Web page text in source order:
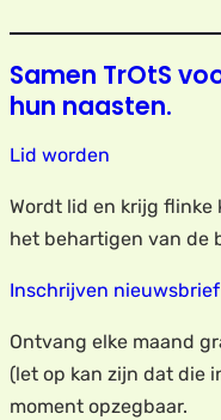
Samen TrOtS
hun naasten.
Lid worden
Wordt lid en krijg flinke
het behartigen van de
Inschrijven nieuwsbrief
Ontvang elke maand
(let op kan zijn dat die
moment opzegbaar.